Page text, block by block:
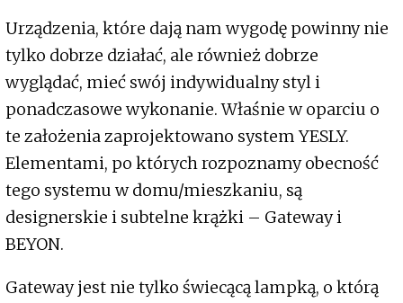
Urządzenia, które dają nam wygodę powinny nie
tylko dobrze działać, ale również dobrze
wyglądać, mieć swój indywidualny styl i
ponadczasowe wykonanie. Właśnie w oparciu o
te założenia zaprojektowano system YESLY.
Elementami, po których rozpoznamy obecność
tego systemu w domu/mieszkaniu, są
designerskie i subtelne krążki – Gateway i
BEYON.
Gateway jest nie tylko świecącą lampką, o którą